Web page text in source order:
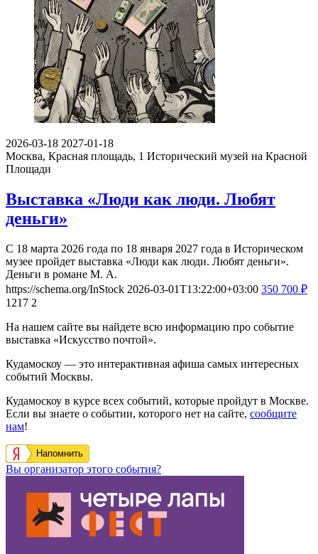
2026-03-18 2027-01-18
Москва, Красная площадь, 1 Исторический музей на Красной
Площади
Выставка «Люди как люди. Любят
деньги»
С 18 марта 2026 года по 18 января 2027 года в Историческом
музее пройдет выставка «Люди как люди. Любят деньги».
Деньги в романе М. А.
https://schema.org/InStock 2026-03-01T13:22:00+03:00 350 700 ₽
1217 2
На нашем сайте вы найдете всю информацию про событие
выставка «Искусство почтой».
Кудамоскоу — это интерактивная афиша самых интересных
событий Москвы.
Кудамоскоу в курсе всех событий, которые пройдут в Москве.
Если вы знаете о событии, которого нет на сайте, сообщите
нам!
Напомнить
Вы организатор этого события?